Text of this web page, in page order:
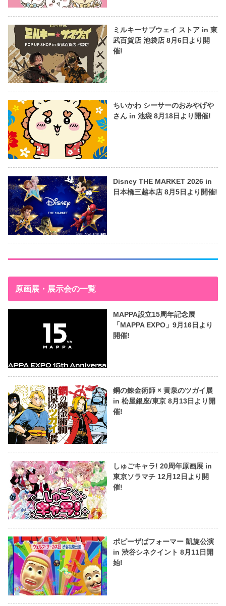
ミルキーサブウェイ ストア in 東
武百貨店 池袋店 8月6日より開
催!
ちいかわ シーサーのおみやげや
さん in 池袋 8月18日より開催!
Disney THE MARKET 2026 in
日本橋三越本店 8月5日より開催!
原画展・展示会の一覧
MAPPA設立15周年記念展
「MAPPA EXPO」9月16日より
開催!
鋼の錬金術師 × 黄泉のツガイ展
in 松屋銀座/東京 8月13日より開
催!
しゅごキャラ! 20周年原画展 in
東京ソラマチ 12月12日より開
催!
ポピーザぱフォーマー 凱旋公演
in 渋谷シネクイント 8月11日開
始!